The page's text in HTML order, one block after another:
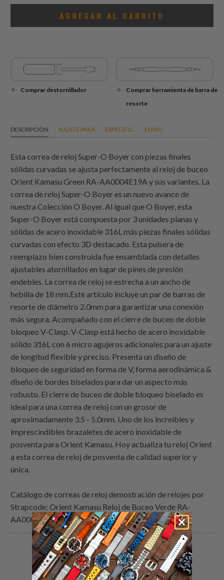
AGREGAR AL CARRITO
Comprar destornillador
Comprar herramienta de barra de
resorte
DESCRIPCIÓN AJUSTE PARA ESPECIFIC. ENVÍO
Esta correa de reloj Super-O Boyer con piezas finales
sólidas curvadas se ajusta perfectamente al reloj de buceo
Orient Kamasu Green RA-AA0004E19A y sus variantes. La
correa de reloj Super-O Boyer es un nuevo avance de
nuestra Colección O Boyer. Al igual que O Boyer, esta
Super-O Boyer está compuesta por 3 unidades planas y
sólidas de acero inoxidable 316L más piezas finales sólidas
curvadas con efecto 3D destacado. Esta pulsera de
reemplazo bien construida fue ensamblada con detalles
ajustables atornillados en lugar de pines de presión
endebles. La correa de reloj se estrecha a un ancho de
hebilla de 18 mm.Este artículo incluye un par de barras de
resorte de diámetro 2.0mm para garantizar una conexión
más segura. Acompañado con el cierre de buceo de doble
bloqueo V-Clasp. V-Clasp está hecho de acero inoxidable
sólido 316L con 6 micro agujeros adicionales para un ajuste
de longitud flexible y preciso. Presenta un diseño de
bloqueo de seguridad en forma de V, forma aerodinámica &
diseño de bordes biselados para dar un aspecto más
robusto. El cierre de buceo de doble bloqueo biselado es
ideal para una correa de reloj con un grosor de
aproximadamente 3.5 - 5.0mm. Uno de los increíbles y
imprescindibles brazaletes de acero inoxidable de
posventa para Orient Kamasu. Hoy actualiza tu reloj Orient
a esta correa de reloj de posventa de calidad superior y
única.
Catálogo de correas de reloj demostración de relojes por
Strapcode: Orient Kamasu Reloj de Buceo Verde RA-
AA0004E19A
Comparte
esto
Comparte
esto
Compartir
esto
Email
this